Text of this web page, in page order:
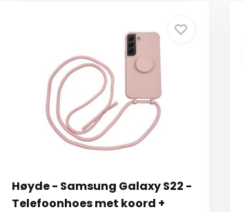
Høyde - Samsung Galaxy S22 -
Telefoonhoes met koord +